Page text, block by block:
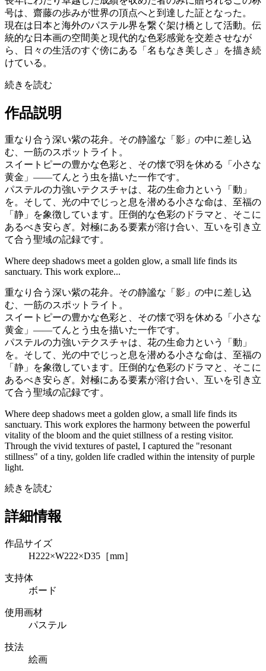
号は、齋藤の歩みが世界の頂点へと到達した証となった。
現在は日本と海外のパステル界を繋ぐ架け橋として活動。伝
統的な日本画の空間美と現代的な色彩感覚を交差させなが
ら、日々の生活のすぐ傍にある「名もなき美しさ」を描き続
けている。
続きを読む
作品説明
重なり合う深い紫の花弁。その静謐な「影」の中に差し込
む、一筋のスポットライト。
スイートピーの豊かな色彩と、その懐で羽を休める「小さな
黄金」——てんとう虫を描いた一作です。
パステルの力強いテクスチャは、花の生命力という「動」
を。そして、光の中でじっと息を潜める小さな命は、至福の
「静」を象徴しています。圧倒的な色彩のドラマと、そこに
あるべき安らぎ。対極にある要素が溶け合い、互いを引き立
て合う聖域の記録です。
Where deep shadows meet a golden glow, a small life finds its
sanctuary. This work explore...
重なり合う深い紫の花弁。その静謐な「影」の中に差し込
む、一筋のスポットライト。
スイートピーの豊かな色彩と、その懐で羽を休める「小さな
黄金」——てんとう虫を描いた一作です。
パステルの力強いテクスチャは、花の生命力という「動」
を。そして、光の中でじっと息を潜める小さな命は、至福の
「静」を象徴しています。圧倒的な色彩のドラマと、そこに
あるべき安らぎ。対極にある要素が溶け合い、互いを引き立
て合う聖域の記録です。
Where deep shadows meet a golden glow, a small life finds its
sanctuary. This work explores the harmony between the powerful
vitality of the bloom and the quiet stillness of a resting visitor.
Through the vivid textures of pastel, I captured the "resonant
stillness" of a tiny, golden life cradled within the intensity of purple
light.
続きを読む
詳細情報
作品サイズ
H222×W222×D35［mm］
支持体
ボード
使用画材
パステル
技法
絵画